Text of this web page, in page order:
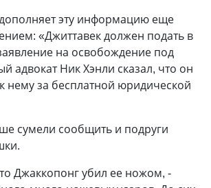
эту информацию еще
«Джиттавек должен подать в
на освобождение под
адвокат Ник Хэнли сказал, что он
нему за бесплатной юридической
сумели сообщить и подруги
Джаккопонг убил ее ножом, -